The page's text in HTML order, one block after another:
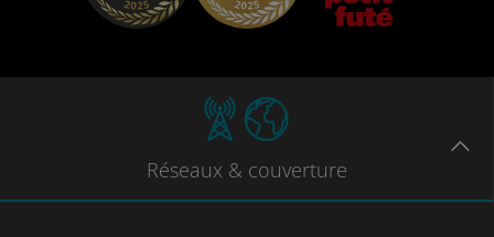
Réseaux & couverture